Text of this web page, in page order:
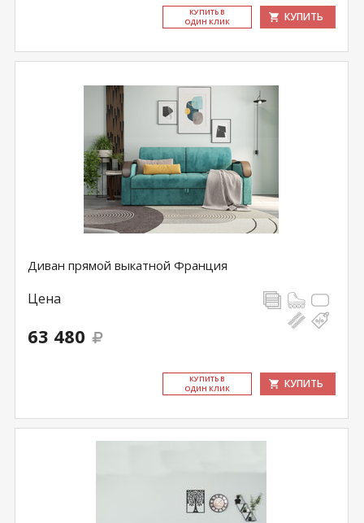
КУ­ПИТЬ В
ОДИН КЛИК
КУПИТЬ
Диван прямой выкатной Франция
Цена
63 480
КУ­ПИТЬ В
ОДИН КЛИК
КУПИТЬ